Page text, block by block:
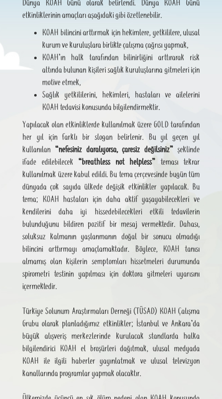
Dünya KOAH Günü olarak belirlendi. Dünya KOAH Günü
etkinliklerinin amaçları aşağıdaki gibi özetlenebilir.
KOAH bilincini arttırmak için hekimlere, yetkililere, ulusal
kurum ve kuruluşlara birlikte çalışma çağrısı yapmak,
KOAH’ın halk tarafından bilinirliğini arttırarak risk
altında bulunan kişileri sağlık kuruluşlarına gitmeleri için
motive etmek,
Sağlık yetkililerini, hekimleri, hastaları ve ailelerini
KOAH tedavisi konusunda bilgilendirmektir.
Yapılacak olan etkinliklerde kullanılmak üzere GOLD tarafından
her yıl için farklı bir slogan belirlenir. Bu yıl geçen yıl
kullanılan “nefesiniz daralıyorsa, çaresiz değilsiniz” şeklinde
ifade edilebilecek “breathless not helpless” teması tekrar
kullanılmak üzere kabul edildi. Bu tema çerçevesinde bugün tüm
dünyada çok sayıda ülkede değişik etkinlikler yapılacak. Bu
tema; KOAH hastaları için daha aktif yaşayabilecekleri ve
kendilerini daha iyi hissedebilecekleri etkili tedavilerin
bulunduğunu bildiren pozitif bir mesaj vermektedir. Dahası,
soluksuz kalmanın yaşlanmanın doğal bir sonucu olmadığı
bilincini arttırmayı amaçlamaktadır. Böylece, KOAH tanısı
almamış olan kişilerin semptomları hissetmeleri durumunda
spirometri testinin yapılması için doktora gitmeleri uyarısını
içermektedir.
Türkiye Solunum Araştırmaları Derneği (TÜSAD) KOAH Çalışma
Grubu olarak planladığımız etkinlikler; İstanbul ve Ankara’da
büyük alışveriş merkezlerinde kurulacak standlarda halka
bilgilendirici KOAH el broşürleri dağıtmak, ulusal medyada
KOAH ile ilgili haberler yayınlatmak ve ulusal televizyon
kanallarında programlar yapmak olacaktır.